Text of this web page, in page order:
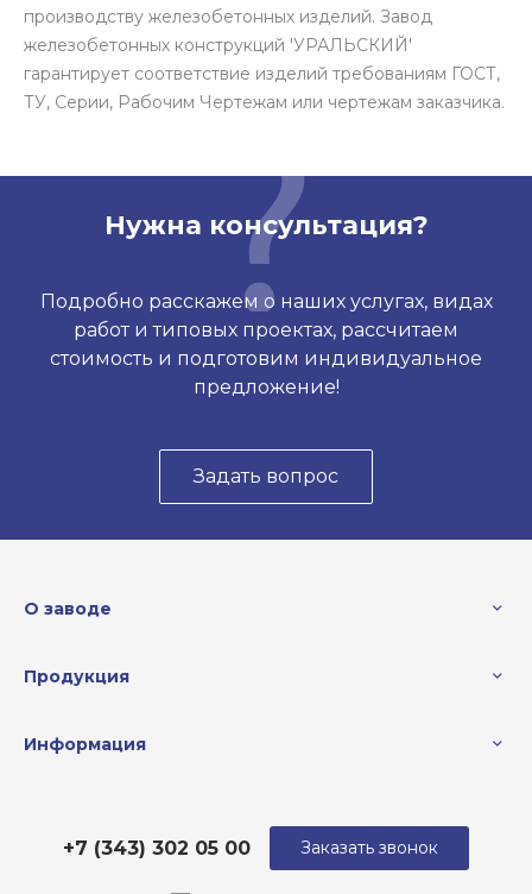
производству железобетонных изделий. Завод
железобетонных конструкций 'УРАЛЬСКИЙ'
гарантирует соответствие изделий требованиям ГОСТ,
ТУ, Серии, Рабочим Чертежам или чертежам заказчика.
Нужна консультация?
Подробно расскажем о наших услугах, видах
работ и типовых проектах, рассчитаем
стоимость и подготовим индивидуальное
предложение!
Задать вопрос
О заводе
Продукция
Информация
+7 (343) 302 05 00 Заказать звонок